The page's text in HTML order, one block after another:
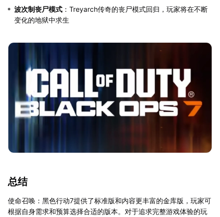
波次制丧尸模式 ：Treyarch传奇的丧尸模式回归，玩家将在不断
变化的地狱中求生
总结
使命召唤：黑色行动7提供了标准版和内容更丰富的金库版，玩家可
根据自身需求和预算选择合适的版本。对于追求完整游戏体验的玩